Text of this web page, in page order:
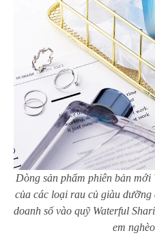
Dòng sản phẩm phiên bản mới
của các loại rau củ giàu dưỡng
doanh số vào quỹ Waterful
em